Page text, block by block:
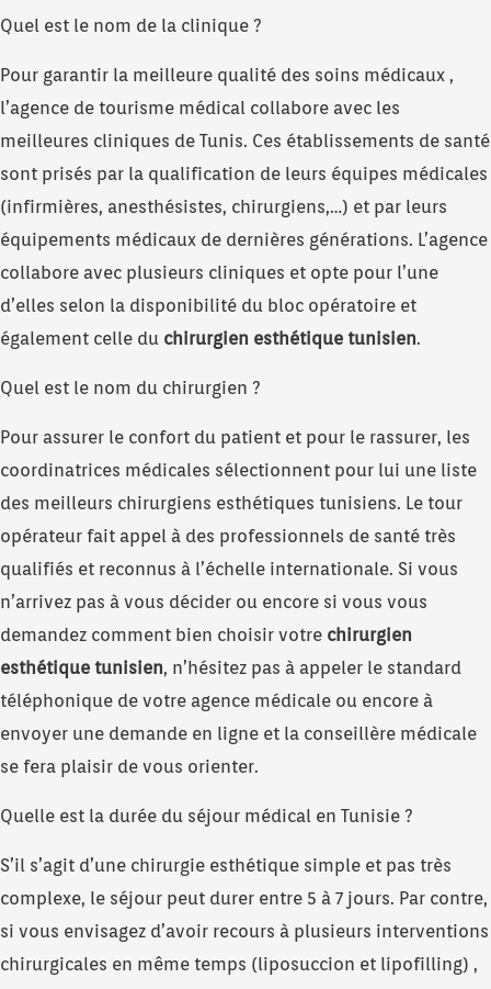
Quel est le nom de la clinique ?
Pour garantir la meilleure qualité des soins médicaux ,
l’agence de tourisme médical collabore avec les
meilleures cliniques de Tunis. Ces établissements de santé
sont prisés par la qualification de leurs équipes médicales
(infirmières, anesthésistes, chirurgiens,…) et par leurs
équipements médicaux de dernières générations. L’agence
collabore avec plusieurs cliniques et opte pour l’une
d’elles selon la disponibilité du bloc opératoire et
également celle du chirurgien esthétique tunisien.
Quel est le nom du chirurgien ?
Pour assurer le confort du patient et pour le rassurer, les
coordinatrices médicales sélectionnent pour lui une liste
des meilleurs chirurgiens esthétiques tunisiens. Le tour
opérateur fait appel à des professionnels de santé très
qualifiés et reconnus à l’échelle internationale. Si vous
n’arrivez pas à vous décider ou encore si vous vous
demandez comment bien choisir votre chirurgien
esthétique tunisien, n’hésitez pas à appeler le standard
téléphonique de votre agence médicale ou encore à
envoyer une demande en ligne et la conseillère médicale
se fera plaisir de vous orienter.
Quelle est la durée du séjour médical en Tunisie ?
S’il s’agit d’une chirurgie esthétique simple et pas très
complexe, le séjour peut durer entre 5 à 7 jours. Par contre,
si vous envisagez d’avoir recours à plusieurs interventions
chirurgicales en même temps (liposuccion et lipofilling) ,